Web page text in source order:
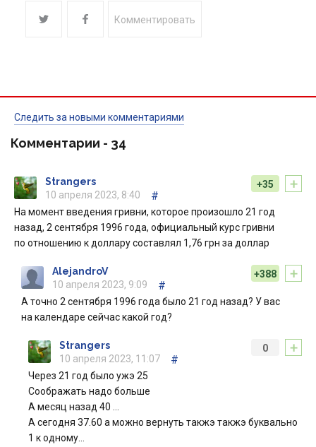
Комментировать
Следить за новыми комментариями
Комментарии - 34
+
+35
Strangers
10 апреля 2023, 8:40
#
На момент введения гривни, которое произошло 21 год
назад, 2 сентября 1996 года, официальный курс гривни
по отношению к доллару составлял 1,76 грн за доллар
+
+388
AlejandroV
10 апреля 2023, 9:09
#
А точно 2 сентября 1996 года было 21 год назад? У вас
на календаре сейчас какой год?
+
0
Strangers
10 апреля 2023, 11:07
#
Через 21 год было ужэ 25
Соображать надо больше
А месяц назад 40 …
А сегодня 37.60 а можно вернуть такжэ такжэ буквально
1 к одному…